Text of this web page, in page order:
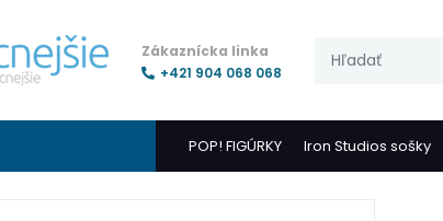
Zákaznícka linka
+421 904 068 068
POP! FIGÚRKY Iron Studios sošky